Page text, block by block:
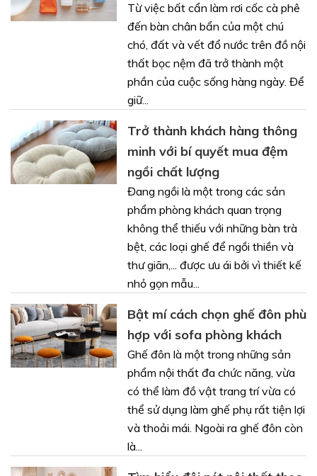
Từ việc bất cẩn làm rơi cốc cà phê
đến bàn chân bẩn của một chú
chó, đất và vết đổ nước trên đồ nội
thất bọc nệm đã trở thành một
phần của cuộc sống hàng ngày. Để
giữ...
Trở thành khách hàng thông
minh với bí quyết mua đệm
ngồi chất lượng
Đang ngồi là một trong các sản
phẩm phòng khách quan trọng
không thể thiếu với những bàn trà
bệt, các loại ghế để ngồi thiền và
thư giãn,... được ưu ái bởi vì thiết kế
nhỏ gọn mẫu...
Bật mí cách chọn ghế đôn phù
hợp với sofa phòng khách
Ghế đôn là một trong những sản
phẩm nội thất đa chức năng, vừa
có thể làm đồ vật trang trí vừa có
thể sử dụng làm ghế phụ rất tiện lợi
và thoải mái. Ngoài ra ghế đôn còn
là...